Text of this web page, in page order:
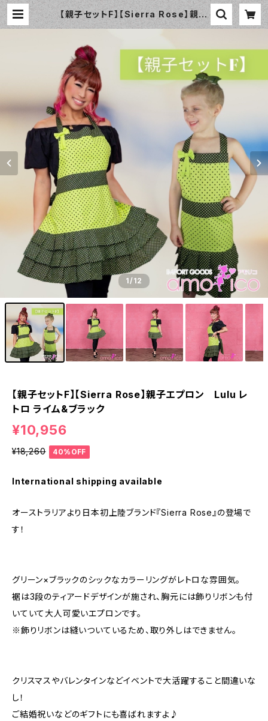
【親子セットF】【Sierra Rose】親子
エプロン Lulu レトロ ライム&ブラ
orico（アモリコ）☆インポートエプロ
ン専門店
1/12
【親子セットF】【Sierra Rose】親子エプロン Lulu レ
トロ ライム&ブラック
¥10,956
¥18,260 40%OFF
International shipping available
オーストラリアより日本初上陸ブランド『Sierra Rose』の登場で
す！
グリーン×ブラックのシックなカラーリングがレトロな雰囲気。
裾は3段のティアードデザインが施され、胸元には飾りリボンも付
いていて大人可愛いエプロンです。
※飾りリボンは縫いついているため、取り外しはできません。
クリスマスやバレンタインなどイベントで大活躍すること間違いな
し！
ご結婚祝いなどのギフトにも喜ばれますよ♪